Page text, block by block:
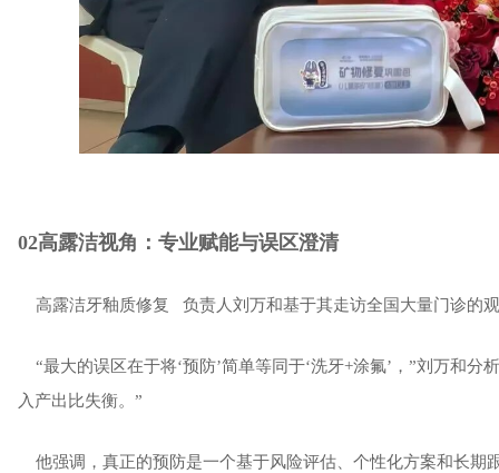
02高露洁视角：专业赋能与误区澄清
高露洁牙釉质修复 负责人刘万和基于其走访全国大量门诊的
“最大的误区在于将‘预防’简单等同于‘洗牙+涂氟’，”刘万和分
入产出比失衡。”
他强调，真正的预防是一个基于风险评估、个性化方案和长期